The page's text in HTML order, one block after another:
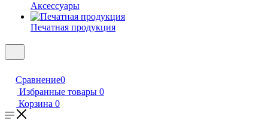
Аксессуары
Печатная продукция
Сравнение0
Избранные товары 0
Корзина 0